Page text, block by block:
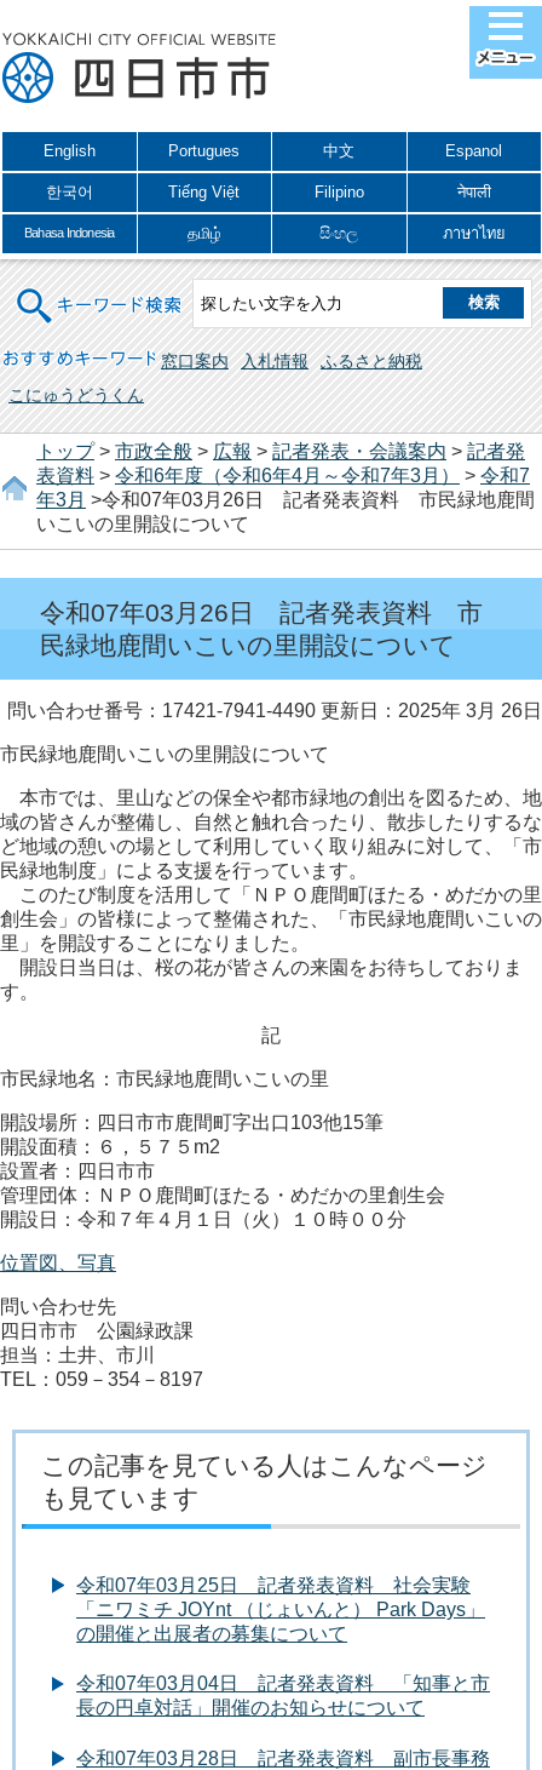
English Portugues 中文 Espanol
한국어 Tiếng Việt Filipino नेपाली
Bahasa Indonesia தமிழ் සිංහල ภาษาไทย
キーワード検索
おすすめキーワード 窓口案内 入札情報
ふるさと納税
こにゅうどうくん
トップ> 市政全般 > 広報 > 記者発表・会議案内 > 記者発
表資料 > 令和6年度（令和6年4月～令和7年3月） > 令和7
年3月 >令和07年03月26日 記者発表資料 市民緑地鹿間
いこいの里開設について
令和07年03月26日 記者発表資料 市
民緑地鹿間いこいの里開設について
問い合わせ番号：17421-7941-4490 更新日：2025年 3月 26日
市民緑地鹿間いこいの里開設について
本市では、里山などの保全や都市緑地の創出を図るため、地
域の皆さんが整備し、自然と触れ合ったり、散歩したりするな
ど地域の憩いの場として利用していく取り組みに対して、「市
民緑地制度」による支援を行っています。
このたび制度を活用して「ＮＰＯ鹿間町ほたる・めだかの里
創生会」の皆様によって整備された、「市民緑地鹿間いこいの
里」を開設することになりました。
開設日当日は、桜の花が皆さんの来園をお待ちしておりま
す。
記
市民緑地名：市民緑地鹿間いこいの里
開設場所：四日市市鹿間町字出口103他15筆
開設面積：６，５７５m2
設置者：四日市市
管理団体：ＮＰＯ鹿間町ほたる・めだかの里創生会
開設日：令和７年４月１日（火）１０時００分
位置図、写真
問い合わせ先
四日市市 公園緑政課
担当：土井、市川
TEL：059－354－8197
この記事を見ている人はこんなページ
も見ています
令和07年03月25日 記者発表資料 社会実験
「ニワミチ JOYnt （じょいんと） Park Days」
の開催と出展者の募集について
令和07年03月04日 記者発表資料 「知事と市
長の円卓対話」開催のお知らせについて
令和07年03月28日 記者発表資料 副市長事務